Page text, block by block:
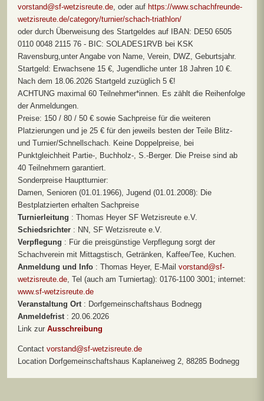
vorstand@sf-wetzisreute.de, oder auf https://www.schachfreunde-
wetzisreute.de/category/turnier/schach-triathlon/
oder durch Überweisung des Startgeldes auf IBAN: DE50 6505
0110 0048 2115 76 - BIC: SOLADES1RVB bei KSK
Ravensburg,unter Angabe von Name, Verein, DWZ, Geburtsjahr.
Startgeld: Erwachsene 15 €, Jugendliche unter 18 Jahren 10 €.
Nach dem 18.06.2026 Startgeld zuzüglich 5 €!
ACHTUNG maximal 60 Teilnehmer*innen. Es zählt die Reihenfolge
der Anmeldungen.
Preise: 150 / 80 / 50 € sowie Sachpreise für die weiteren
Platzierungen und je 25 € für den jeweils besten der Teile Blitz-
und Turnier/Schnellschach. Keine Doppelpreise, bei
Punktgleichheit Partie-, Buchholz-, S.-Berger. Die Preise sind ab
40 Teilnehmern garantiert.
Sonderpreise Hauptturnier:
Damen, Senioren (01.01.1966), Jugend (01.01.2008): Die
Bestplatzierten erhalten Sachpreise
Turnierleitung : Thomas Heyer SF Wetzisreute e.V.
Schiedsrichter : NN, SF Wetzisreute e.V.
Verpflegung : Für die preisgünstige Verpflegung sorgt der
Schachverein mit Mittagstisch, Getränken, Kaffee/Tee, Kuchen.
Anmeldung und Info : Thomas Heyer, E-Mail vorstand@sf-
wetzisreute.de, Tel (auch am Turniertag): 0176-1100 3001; internet:
www.sf-wetzisreute.de
Veranstaltung Ort: Dorfgemeinschaftshaus Bodnegg
Anmeldefrist: 20.06.2026
Link zur Ausschreibung
Contact vorstand@sf-wetzisreute.de
Location Dorfgemeinschaftshaus Kaplaneiweg 2, 88285 Bodnegg